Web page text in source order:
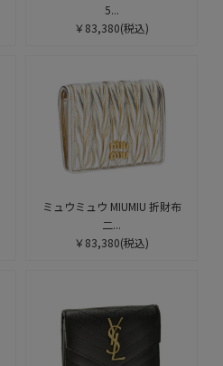
5...
￥83,380(税込)
ミュウミュウ MIUMIU 折財布
二...
￥83,380(税込)